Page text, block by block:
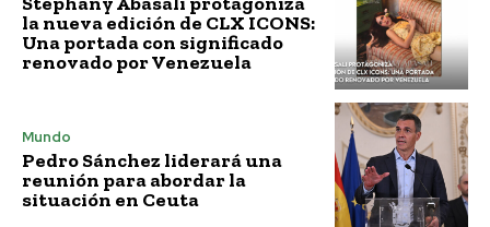
la nueva edición de CLX ICONS:
Una portada con significado
renovado por Venezuela
Mundo
Pedro Sánchez liderará una
reunión para abordar la
situación en Ceuta